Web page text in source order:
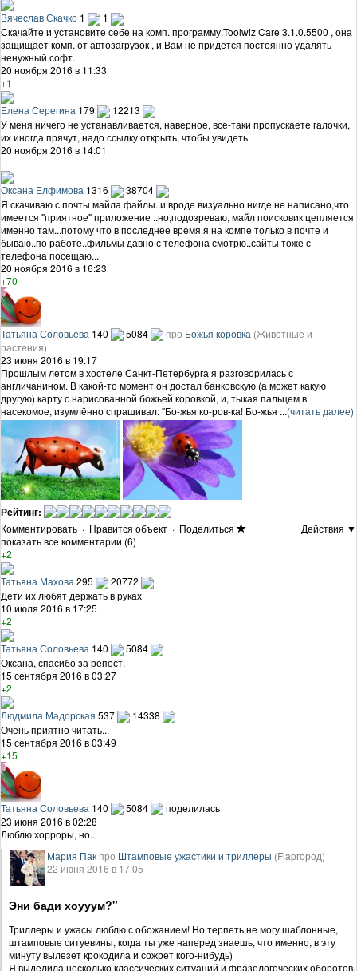
Вячеслав Скачко 1
1
Скачайте и установите себе на комп. программу:Toolwiz Care 3.1.0.5500 , она
защищает комп. от автозагрузок , и Вам не придётся постоянно удалять
ненужный софт.
20 ноября 2016 в 11:33
+1
Елена Серегина 179
12213
У меня ничего не устанавливается, наверное, все-таки пропускаете галочки,
их иногда прячут, надо ссылку открыть, чтобы увидеть.
20 ноября 2016 в 14:01
Оксана Елфимова 1316
38704
Я скачиваю с почты майла файлы..и вроде визуально нигде не написано,что
имеется "приятное" приложение ..но,подозреваю, майл поисковик цепляется
именно там...потому что в последнее время я на компе только в почте и
бываю..по работе..фильмы давно с телефона смотрю..сайты тоже с
телефона посещаю...
20 ноября 2016 в 16:23
+70
Татьяна Соловьева 140 5084 про Божья коровка (Животные и
растения)
23 июня 2016 в 19:17
Прошлым летом в хостеле Санкт-Петербурга я разговорилась с
англичанином. В какой-то момент он достал банковскую (а может какую
другую) карту с нарисованной божьей коровкой, и, тыкая пальцем в
насекомое, изумлённо спрашивал: "Бо-жья ко-ров-ка! Бо-жья ...(читать далее)
Рейтинг:
Комментировать · Нравится объект · Поделиться
Действия ▼
показать все комментарии (6)
+2
Татьяна Махова 295
20772
Дети их любят держать в руках
10 июля 2016 в 17:25
+2
Татьяна Соловьева 140
5084
Оксана, спасибо за репост.
15 сентября 2016 в 03:27
+2
Людмила Мадорская 537
14338
Очень приятно читать...
15 сентября 2016 в 03:49
+15
Татьяна Соловьева 140 5084
поделилась
23 июня 2016 в 02:28
Люблю хорроры, но...
Мария Пак про Штамповые ужастики и триллеры (Flapгород)
22 июня 2016 в 17:05
Эни бади хоууум?"
Триллеры и ужасы люблю с обожанием! Но терпеть не могу шаблонные,
штамповые ситуевины, когда ты уже наперед знаешь, что именно, в эту
минуту вылезет крокодила и сожрет кого-нибудь)
Я выделила несколько классических ситуаций и фразелогоческих оборотов,